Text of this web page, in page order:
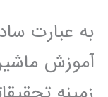
به عبارت
آموزش